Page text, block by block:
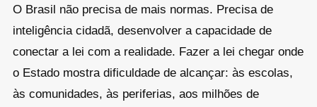
O Brasil não precisa de mais normas. Precisa de
inteligência cidadã, desenvolver a capacidade de
conectar a lei com a realidade. Fazer a lei chegar onde
o Estado mostra dificuldade de alcançar: às escolas,
às comunidades, às periferias, aos milhões de